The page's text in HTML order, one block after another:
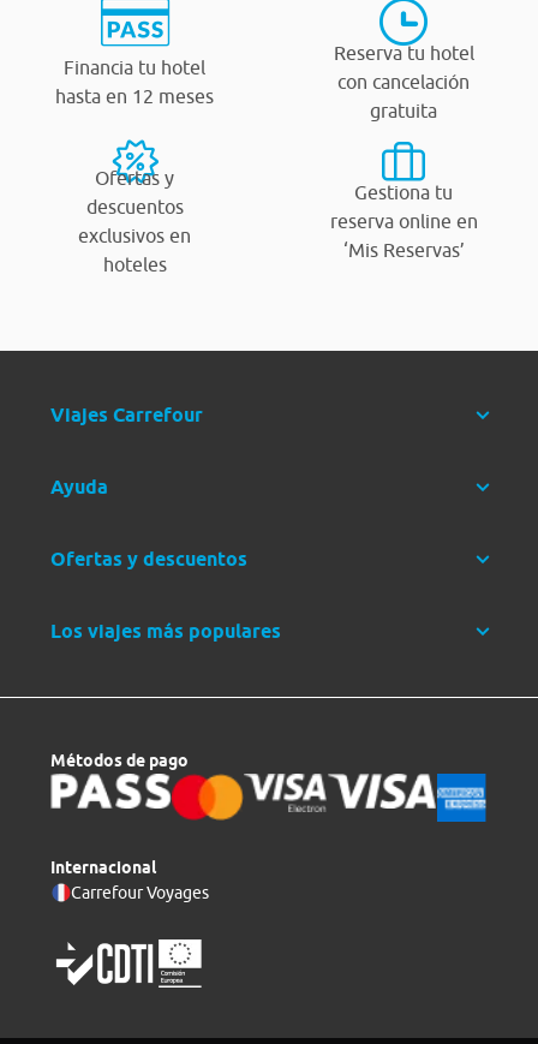
Financia tu hotel
hasta en 12 meses
Reserva tu hotel
con cancelación
gratuita
Ofertas y
descuentos
exclusivos en
hoteles
Gestiona tu
reserva online en
‘Mis Reservas’
Viajes Carrefour
Ayuda
Ofertas y descuentos
Los viajes más populares
Métodos de pago
Internacional
Carrefour Voyages